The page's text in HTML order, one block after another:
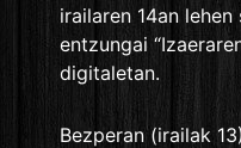
irailaren 14an
entzungai
digitaletan.
Bezperan (irailak